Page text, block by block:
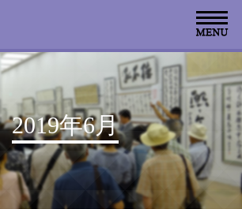
2019年6月
お知らせ
読売書法会について
読売書法展